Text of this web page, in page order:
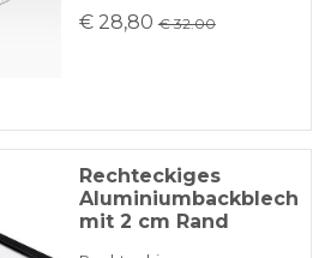
€ 28,80 € 32.00
Rechteckiges
Aluminiumbackblech
mit 2 cm Rand